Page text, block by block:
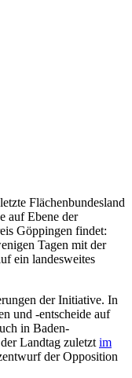
Flächenbundesland
auf Ebene der
Göppingen findet:
Tagen mit der
ein landesweites
der Initiative. In
und -entscheide auf
in Baden-
Landtag zuletzt im
der Opposition